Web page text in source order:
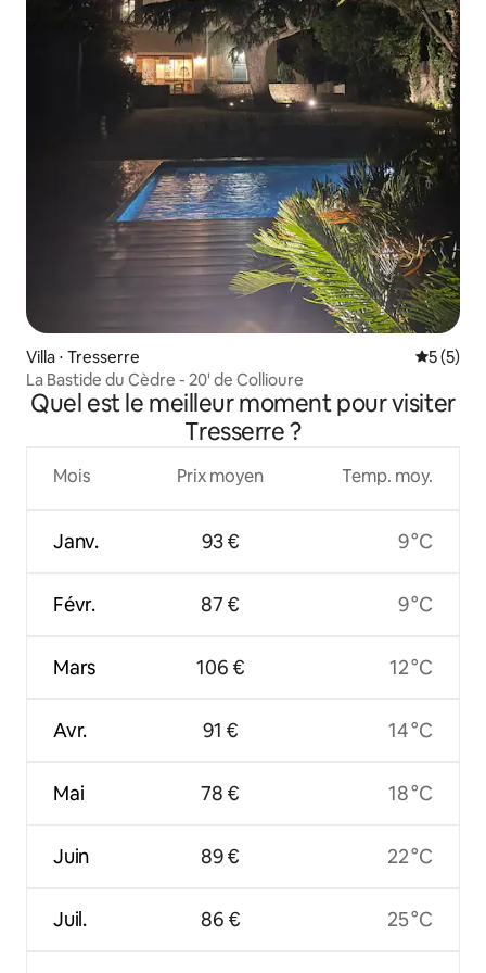
Villa ⋅ Tresserre
5 (5)
La Bastide du Cèdre - 20' de Collioure
Quel est le meilleur moment pour visiter
Tresserre ?
Mois
Janv.
Févr.
Mars
Avr.
Mai
Juin
Juil.
Prix moyen
93 €
87 €
106 €
91 €
78 €
89 €
86 €
Temp. moy.
9 °C
9 °C
12 °C
14 °C
18 °C
22 °C
25 °C